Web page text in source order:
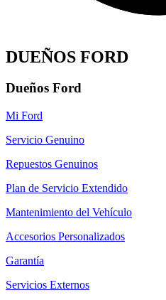
DUEÑOS FORD
Dueños Ford
Mi Ford
Servicio Genuino
Repuestos Genuinos
Plan de Servicio Extendido
Mantenimiento del Vehículo
Accesorios Personalizados
Garantía
Servicios Externos